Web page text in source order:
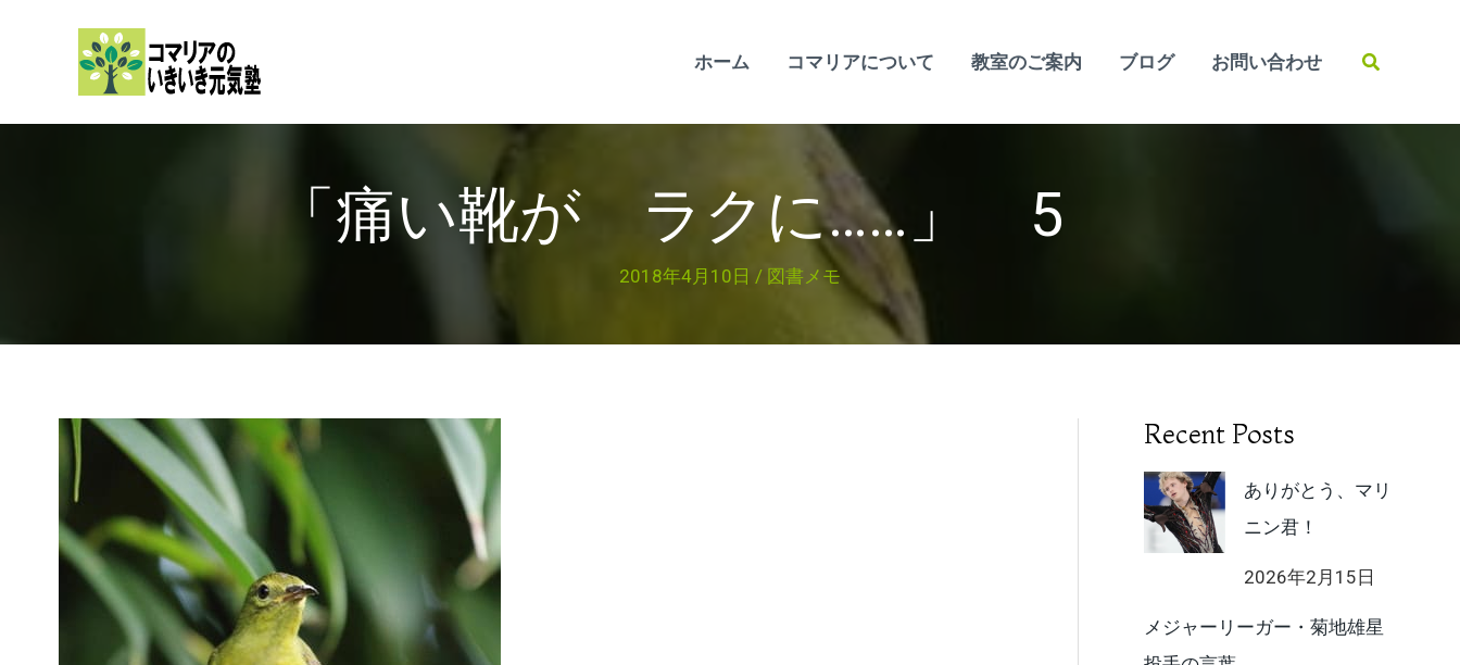
ホーム コマリアについて 教室のご案内 ブログ お問い合わせ
検
「痛い靴が ラクに……」 5
2018年4月10日 / 図書メモ
Recent Posts
ありがとう、マリ
ニン君！
2026年2月15日
メジャーリーガー・菊地雄星